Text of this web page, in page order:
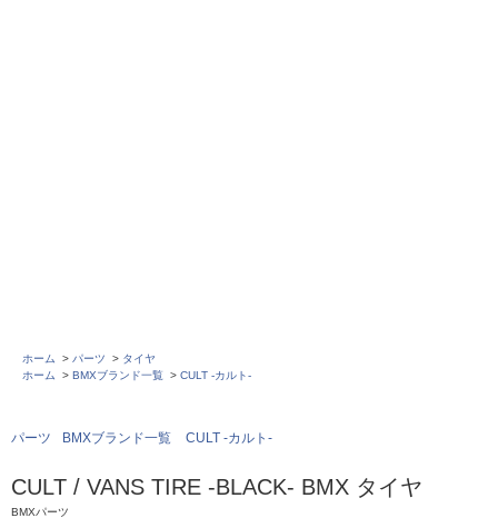
ホーム > パーツ > タイヤ
ホーム
> BMXブランド一覧 > CULT -カルト-
パーツ BMXブランド一覧 CULT -カルト-
CULT / VANS TIRE -BLACK- BMX タイヤ
BMXパーツ